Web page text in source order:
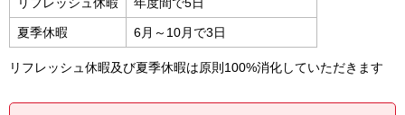
夏季休暇 6月～10月で3日
リフレッシュ休暇及び夏季休暇は原則100%消化していただきます